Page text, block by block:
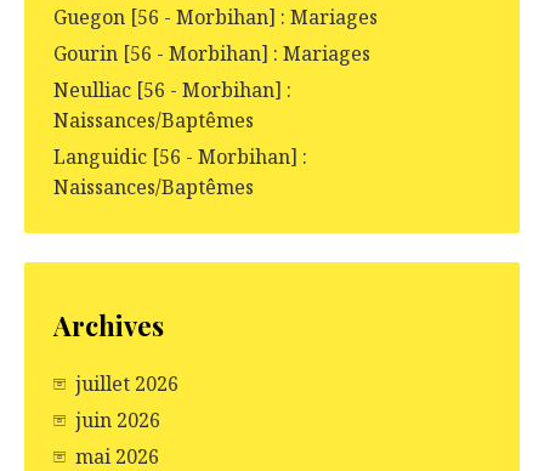
Guegon [56 - Morbihan] : Mariages
Gourin [56 - Morbihan] : Mariages
Neulliac [56 - Morbihan] :
Naissances/Baptêmes
Languidic [56 - Morbihan] :
Naissances/Baptêmes
Archives
juillet 2026
juin 2026
mai 2026